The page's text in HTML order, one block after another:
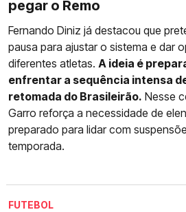
pegar o Remo
Fernando Diniz já destacou que
pausa para ajustar o sistema e dar
diferentes atletas. A ideia é
enfrentar a sequência intensa
retomada do Brasileirão. Nesse
Garro reforça a necessidade de
preparado para lidar com
temporada.
FUTEBOL